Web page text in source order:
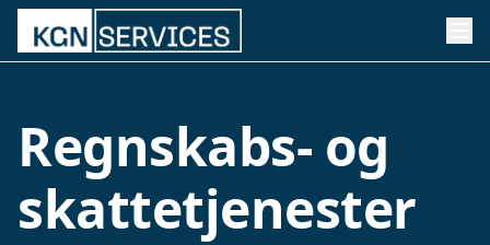
Regnskabs- og
skattetjenester